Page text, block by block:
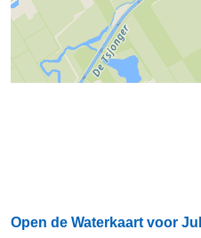
Open de Waterkaart voor